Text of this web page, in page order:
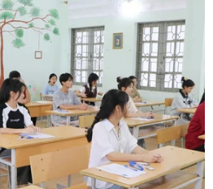
tăng trưởng của G20